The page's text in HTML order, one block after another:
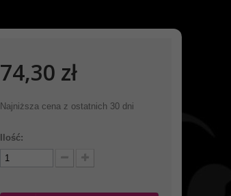
74,30 zł
Najniższa cena z ostatnich 30 dni
Ilość: